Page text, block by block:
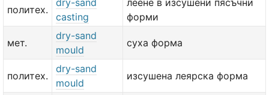
политех.
dry-sand
casting
леене в изсушени пясъчни
форми
мет.
dry-sand
mould
суха форма
политех.
dry-sand
mould
изсушена леярска форма